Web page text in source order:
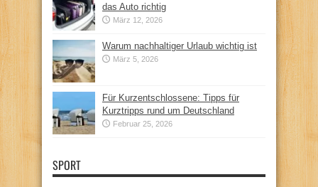
das Auto richtig
März 12, 2026
Warum nachhaltiger Urlaub wichtig ist
März 5, 2026
Für Kurzentschlossene: Tipps für
Kurztripps rund um Deutschland
Februar 25, 2026
SPORT